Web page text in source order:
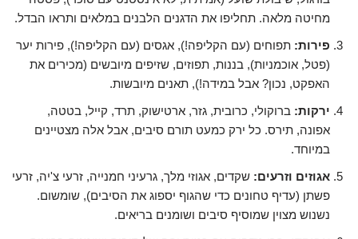
מחיטה מלאה. תחליפו את הדגנים הלבנים במלאים ותראו הבדל.
פירות: תפוחים (עם הקליפה!), אגסים (עם הקליפה!), פירות יער
(פטל, אוכמניות), בננות, תפוזים, שזיפים מיובשים (מכירים את
האפקט, נכון? אבל במידה!), תאנים מיובשות.
ירקות: ברוקולי, כרובית, גזר, ארטישוק, תרד, קייל, בטטה,
אפונה, תירס. כל ירק כמעט תורם סיבים, אבל אלה מצטיינים
במיוחד.
אגוזים וזרעים: שקדים, אגוזי מלך, גרעיני חמנייה, זרעי צ'יה, זרעי
פשתן (עדיף טחונים כדי שהגוף יספוג את הסיבים), שומשום.
נשנוש מצוין שמוסיף סיבים ושומנים בריאים.